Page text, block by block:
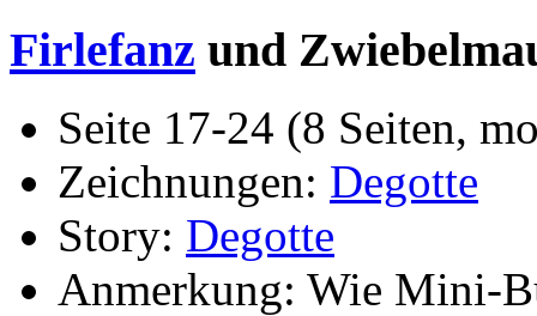
Firlefanz und
Seite 17-24 (8 Seiten,
Zeichnungen: Degotte
Story: Degotte
Anmerkung: Wie Mini-